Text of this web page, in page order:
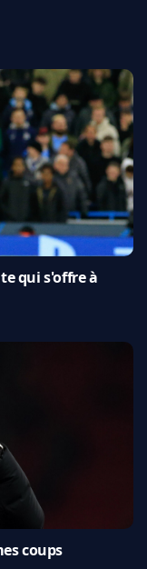
qui s'offre à
coups